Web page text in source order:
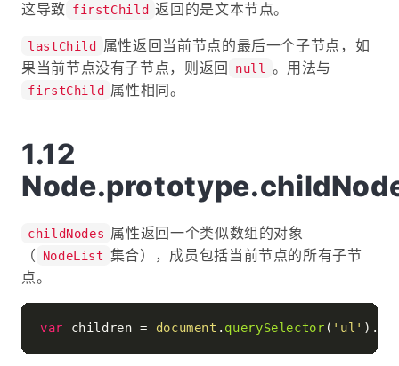
这导致 firstChild 返回的是文本节点。
lastChild 属性返回当前节点的最后一个子节点，如
果当前节点没有子节点，则返回
null 。用法与
firstChild 属性相同。
childNodes 属性返回一个类似数组的对象
（
NodeList 集合），成员包括当前节点的所有子节
点。
var children = document . querySelector ( 'ul' ).